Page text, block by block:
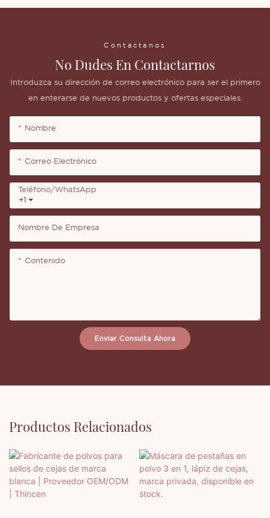
Contáctanos
No Dudes En Contactarnos
Introduzca su dirección de correo electrónico para ser el primero
en enterarse de nuevos productos y ofertas especiales.
Nombre
Correo Electrónico
+1
Teléfono/WhatsApp
Nombre De Empresa
Contenido
Enviar Consulta Ahora
Productos Relacionados